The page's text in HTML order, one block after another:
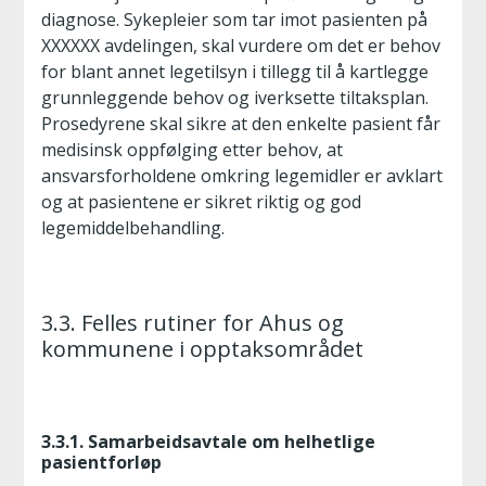
diagnose. Sykepleier som tar imot pasienten på
XXXXXX avdelingen, skal vurdere om det er behov
for blant annet legetilsyn i tillegg til å kartlegge
grunnleggende behov og iverksette tiltaksplan.
Prosedyrene skal sikre at den enkelte pasient får
medisinsk oppfølging etter behov, at
ansvarsforholdene omkring legemidler er avklart
og at pasientene er sikret riktig og god
legemiddelbehandling.
3.3. Felles rutiner for Ahus og
kommunene i opptaksområdet
3.3.1. Samarbeidsavtale om helhetlige
pasientforløp